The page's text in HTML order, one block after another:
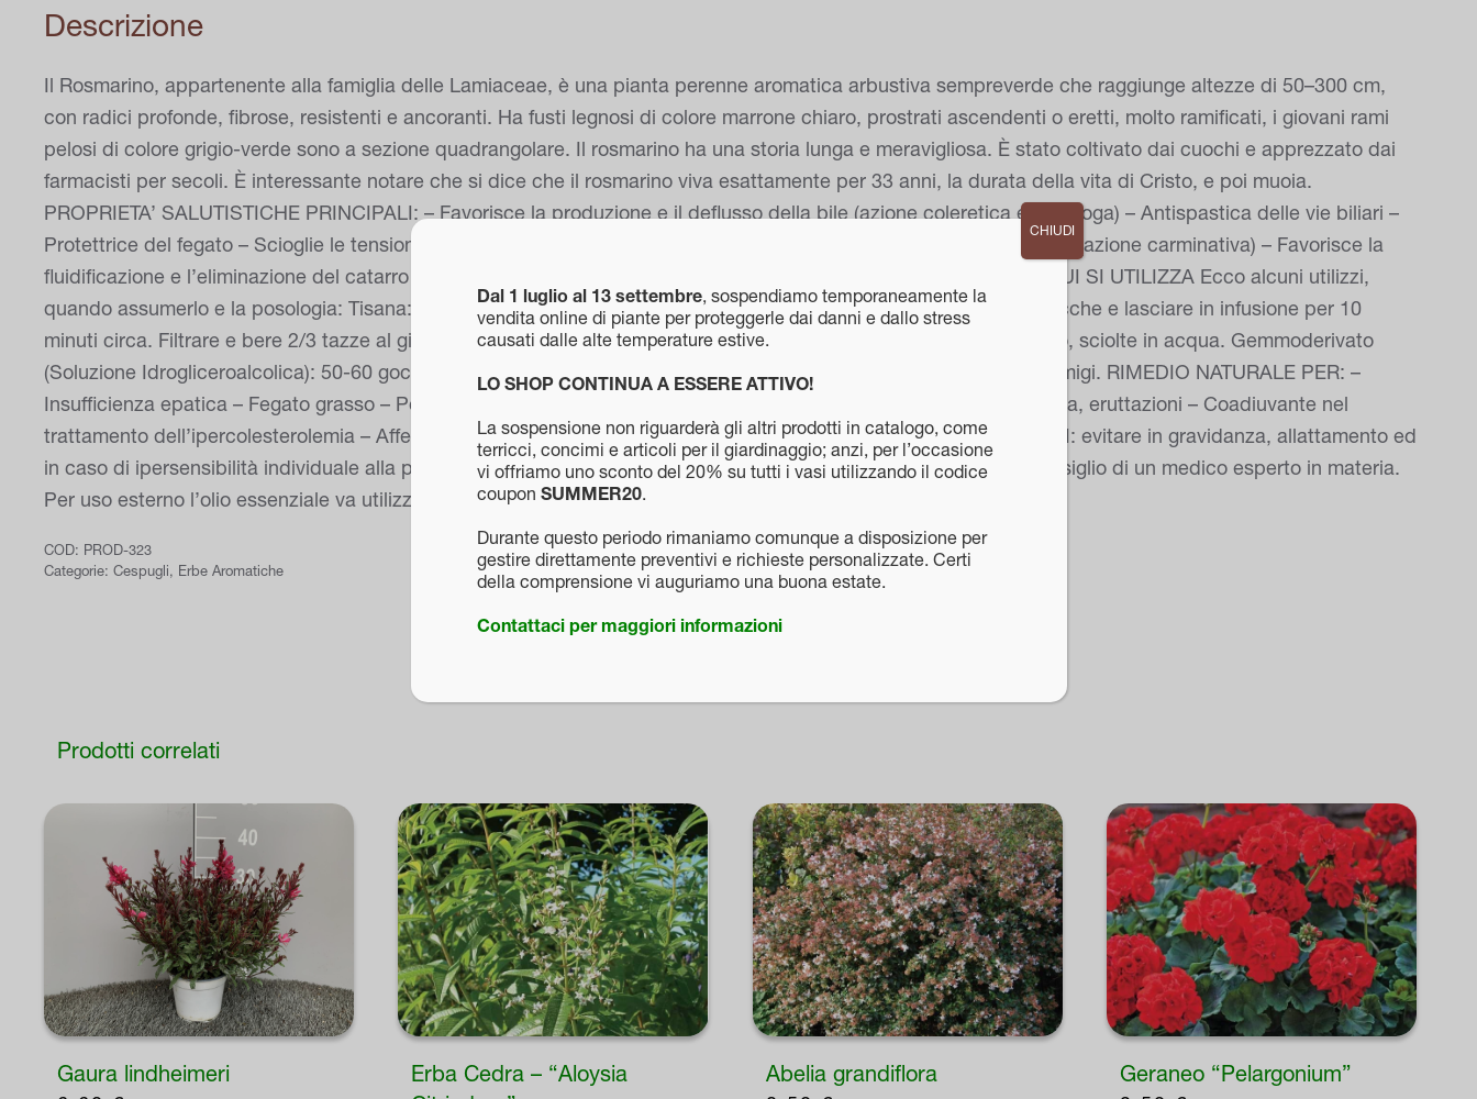
Descrizione
Il Rosmarino, appartenente alla famiglia delle Lamiaceae, è una pianta perenne aromatica arbustiva sempreverde che raggiunge altezze di 50–300 cm,
con radici profonde, fibrose, resistenti e ancoranti. Ha fusti legnosi di colore marrone chiaro, prostrati ascendenti o eretti, molto ramificati, i giovani rami
pelosi di colore grigio-verde sono a sezione quadrangolare. Il rosmarino ha una storia lunga e meravigliosa. È stato coltivato dai cuochi e apprezzato dai
farmacisti per secoli. È interessante notare che si dice che il rosmarino viva esattamente per 33 anni, la durata della vita di Cristo, e poi muoia.
PROPRIETA’ SALUTISTICHE PRINCIPALI: – Favorisce la produzione e il deflusso della bile (azione coleretica e colagoga) – Antispastica delle vie biliari –
Protettrice del fegato – Scioglie le tensioni di stomaco ed intestino – Contrasta la formazione di gonfiori nella pancia (azione carminativa) – Favorisce la
fluidificazione e l’eliminazione del catarro in eccesso – Antiossidante ed antisettica – Tonica generale FORME IN CUI SI UTILIZZA Ecco alcuni utilizzi,
quando assumerlo e la posologia: Tisana: mettere in una tazza di acqua calda 1 cucchiaio da minestra di foglie secche e lasciare in infusione per 10
minuti circa. Filtrare e bere 2/3 tazze al giorno. Tintura madre (Soluzione Idroalcolica): 50-60 gocce 2 volte al giorno, sciolte in acqua. Gemmoderivato
(Soluzione Idrogliceroalcolica): 50-60 gocce 2 volte al giorno, sciolte in acqua. Olio essenziale: 2/3 gocce per suffumigi. RIMEDIO NATURALE PER: –
Insufficienza epatica – Fegato grasso – Postumi di epatiti – Difficoltà digestive accompagnate da gonfiore, flatulenza, eruttazioni – Coadiuvante nel
trattamento dell’ipercolesterolemia – Affezioni catarrali delle vie respiratorie (olio essenziale) CONTROINDICAZIONI: evitare in gravidanza, allattamento ed
in caso di ipersensibilità individuale alla pianta. L’olio essenziale non va utilizzato per uso interno, se non sotto consiglio di un medico esperto in materia.
Per uso esterno l’olio essenziale va utilizzato diluito.
COD: PROD-323
Categorie: Cespugli, Erbe Aromatiche
Prodotti correlati
Gaura lindheimeri
Erba Cedra – “Aloysia
Abelia grandiflora Geraneo “Pelargonium”
Dal 1 luglio al 13 settembre, sospendiamo temporaneamente la
vendita online di piante per proteggerle dai danni e dallo stress
causati dalle alte temperature estive.
LO SHOP CONTINUA A ESSERE ATTIVO!
La sospensione non riguarderà gli altri prodotti in catalogo, come
terricci, concimi e articoli per il giardinaggio; anzi, per l’occasione
vi offriamo uno sconto del 20% su tutti i vasi utilizzando il codice
coupon SUMMER20.
Durante questo periodo rimaniamo comunque a disposizione per
gestire direttamente preventivi e richieste personalizzate. Certi
della comprensione vi auguriamo una buona estate.
Contattaci per maggiori informazioni
CHIUDI